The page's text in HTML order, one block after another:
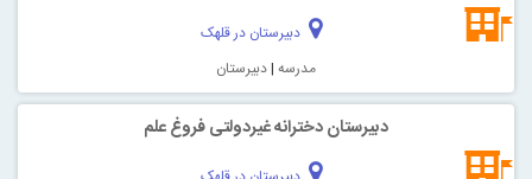
دبیرستان در قلهک
مدرسه |دبیرستان
دبیرستان دخترانه غیردولتی فروغ علم